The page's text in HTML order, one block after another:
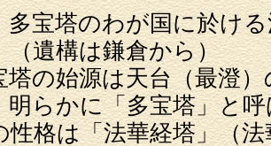
多宝塔のわが国に於け
（遺構は鎌倉から）
塔の始源は天台（最澄
明らかに「多宝塔」と
性格は「法華経塔」（